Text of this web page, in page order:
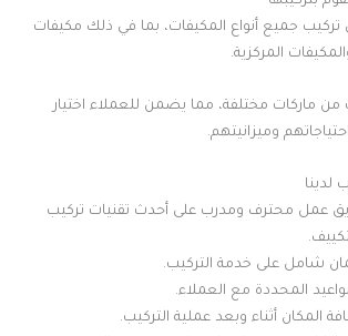
جميع أنواع المكيفات، بما في ذلك مكيفات
المركزية.
من ماركات مختلفة، مما يضمن للعملاء اختيار
وميزانيتهم.
لدينا
عمل محترف ومدرب على أحدث تقنيات تركيب
شامل على خدمة التركيب.
المحددة مع العملاء.
المكان أثناء وبعد عملية التركيب.